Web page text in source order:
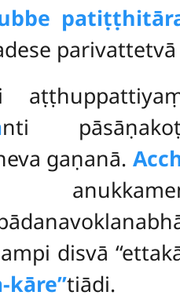
nti
gaṇanā.
disvā
tiādi.